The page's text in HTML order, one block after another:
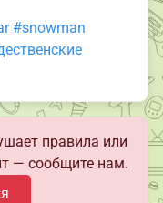
#snowman
правила или
— сообщите нам.